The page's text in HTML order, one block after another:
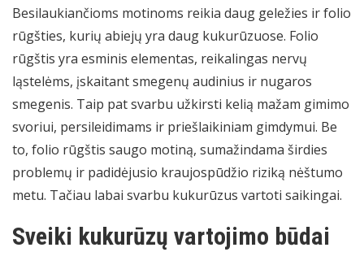
Besilaukiančioms motinoms reikia daug geležies ir folio
rūgšties, kurių abiejų yra daug kukurūzuose. Folio
rūgštis yra esminis elementas, reikalingas nervų
ląstelėms, įskaitant smegenų audinius ir nugaros
smegenis. Taip pat svarbu užkirsti kelią mažam gimimo
svoriui, persileidimams ir priešlaikiniam gimdymui. Be
to, folio rūgštis saugo motiną, sumažindama širdies
problemų ir padidėjusio kraujospūdžio riziką nėštumo
metu. Tačiau labai svarbu kukurūzus vartoti saikingai.
Sveiki kukurūzų vartojimo būdai